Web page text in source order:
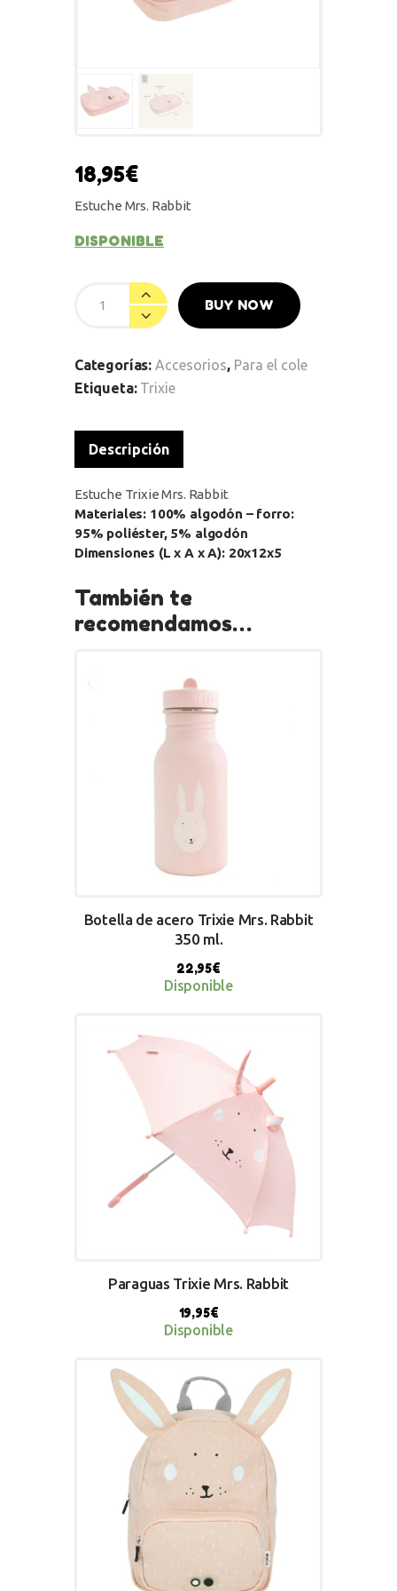
18,95€
Estuche Mrs. Rabbit
DISPONIBLE
BUY NOW
Categorías: Accesorios, Para el cole
Etiqueta: Trixie
Descripción
Estuche Trixie Mrs. Rabbit
Materiales: 100% algodón – forro:
95% poliéster, 5% algodón
Dimensiones (L x A x A): 20x12x5
También te
recomendamos…
Botella de acero Trixie Mrs. Rabbit
350 ml.
22,95€
Disponible
BUY NOW
Paraguas Trixie Mrs. Rabbit
19,95€
Disponible